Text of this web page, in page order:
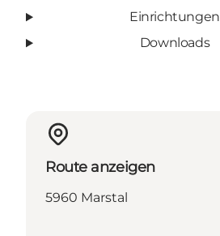
Einrichtungen
Downloads
Route anzeigen
5960 Marstal